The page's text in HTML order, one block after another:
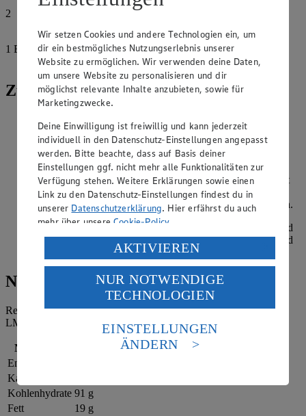
2
1 EL
Pekanuss
Zubereitung
paar Minuten köcheln lassen, kurz beiseite stellen.
Vegane Butter in einer Pfanne schmelzen, dann den
Rohrzucker unterrühren, bis dieser sich etwas aufgelöst hat.
Zitronensaft und Zimt hinzufügen und die Apfelspalten (mit
Schale) für 4-5 Minuten darin karamellisieren lassen,
gelegentlich wenden. Anschließend die Rosinen unterheben.
Pekannüsse grob hacken. Porridge in 2 Schüsseln füllen und
mit den Apfelspalten toppen. Mit aufgeschnittener Feige und
Pekannussstückchen verfeinern.
Nährwerte
Referenzmenge für einen durchschnittlichen Erwachsenen laut
LMIV (8.400 kJ/2.000 kcal).
Nährwerte
pro Portion
Energie
Kalorien
Kohlenhydrate 91 g
Fett
19 g
Wir setzen Cookies und andere Technologien ein, um
dir ein bestmögliches Nutzungserlebnis unserer
Website zu ermöglichen. Wir verwenden deine Daten,
um unsere Website zu personalisieren und dir
möglichst relevante Inhalte anzubieten, sowie für
Marketingzwecke.
Deine Einwilligung ist freiwillig und kann jederzeit
individuell in den Datenschutz-Einstellungen angepasst
werden. Bitte beachte, dass auf Basis deiner
Einstellungen ggf. nicht mehr alle Funktionalitäten zur
Verfügung stehen. Weitere Erklärungen sowie einen
Link zu den Datenschutz-Einstellungen findest du in
unserer Datenschutzerklärung. Hier erfährst du auch
mehr über unsereCookie-Policy.
Verarbeitung deiner personenbezogenen Daten in den
USA durch Facebook und YouTube:
Wenn du auf „Aktivieren“ klickst, willigst du im Sinne
des Art. 49 Abs. 1 Satz 1 lit. a) DSGVO ein, dass deine
Daten in den USA verarbeitet werden. Der EuGH sieht
die USA als Land mit einem nach europäischen
Standards nicht angemessenen Datenschutzniveau an.
Es besteht das Risiko eines Zugriffs durch US-
Informationen zum Herausgeber der Seite findest du
im Impressum
AKTIVIEREN
NUR NOTWENDIGE
TECHNOLOGIEN
EINSTELLUNGEN
ÄNDERN